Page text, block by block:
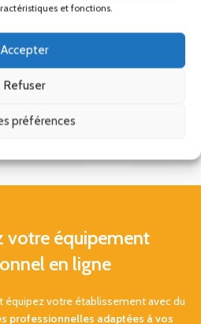
et fonctions.
Accepter
Refuser
préférences
votre équipement
en ligne
équipez votre établissement avec du
professionnelles adaptées à vos